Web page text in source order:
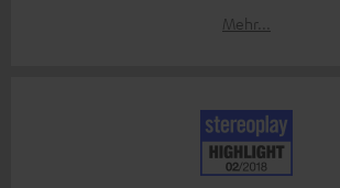
Mehr...